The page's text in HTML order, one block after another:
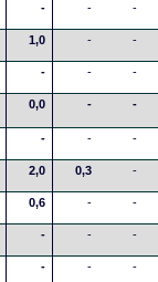
- - -
1,0 - -
- - -
0,0 - -
- - -
2,0 0,3 -
0,6 - -
- - -
- - -